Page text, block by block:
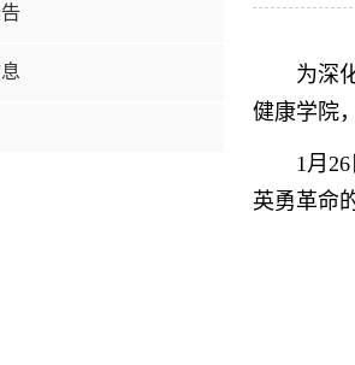
为深
健康学院
1月
英勇革命